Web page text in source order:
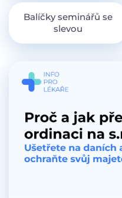
Balíčky seminářů se
slevou